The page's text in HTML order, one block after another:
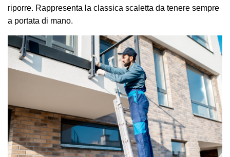
riporre. Rappresenta la classica scaletta da tenere sempre
a portata di mano.